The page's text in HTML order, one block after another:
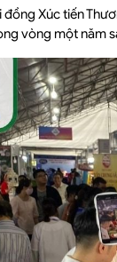
đồng Xúc tiến
vòng một năm